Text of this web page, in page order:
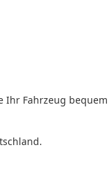
Ihr Fahrzeug bequem